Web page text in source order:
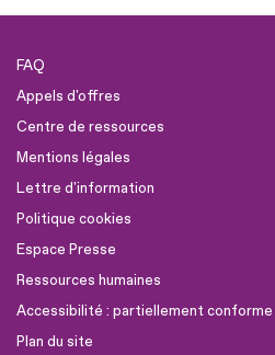
FAQ
Appels d'offres
Centre de ressources
Mentions légales
Lettre d'information
Politique cookies
Espace Presse
Ressources humaines
Accessibilité : partiellement conforme
Plan du site